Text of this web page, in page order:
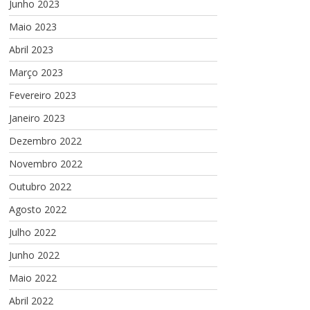
Junho 2023
Maio 2023
Abril 2023
Março 2023
Fevereiro 2023
Janeiro 2023
Dezembro 2022
Novembro 2022
Outubro 2022
Agosto 2022
Julho 2022
Junho 2022
Maio 2022
Abril 2022